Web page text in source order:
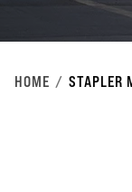
HOME STAPLER